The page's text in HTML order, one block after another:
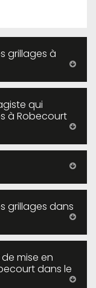
grillages à
qui
à Robecourt
grillages dans
mise en
dans le